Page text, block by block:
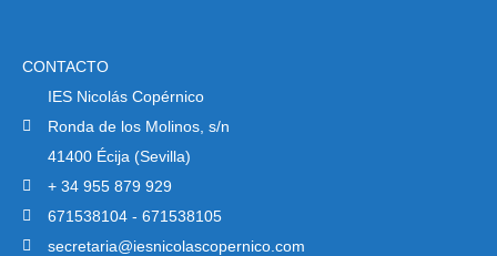
CONTACTO
IES Nicolás Copérnico
Ronda de los Molinos, s/n
41400 Écija (Sevilla)
+ 34 955 879 929
671538104 - 671538105
secretaria@iesnicolascopernico.com